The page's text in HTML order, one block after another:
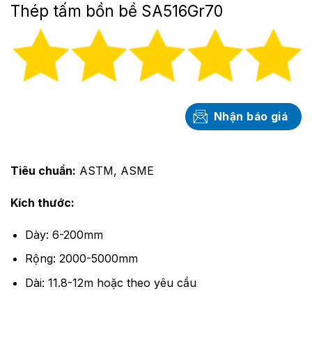
Thép tấm bồn bề SA516Gr70
Nhận báo giá
Tiêu chuẩn: ASTM, ASME
Kích thước:
Dày: 6-200mm
Rộng: 2000-5000mm
Dài: 11.8-12m hoặc theo yêu cầu